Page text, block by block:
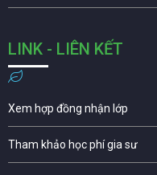
LINK - LIÊN KẾT
Xem hợp đồng nhận lớp
Tham khảo học phí gia sư